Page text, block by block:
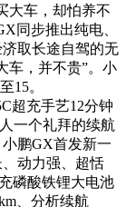
大车，却怕养不
同步推出纯电、
取长途自驾的无
车，并不贵”。小
15。
超充手艺12分钟
一个礼拜的续航
鹏GX首发新一
动力强、超恬
磷酸铁锂大电池
、分析续航